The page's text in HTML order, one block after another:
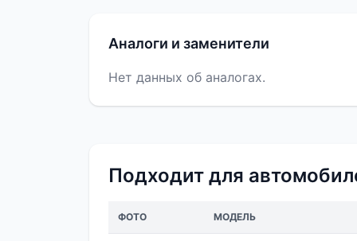
Аналоги и заменители
Нет данных об аналогах.
Подходит для
ФОТО МОДЕЛЬ